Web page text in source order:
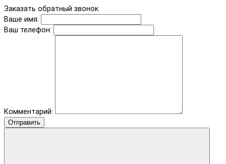
Заказать обратный звонок
Ваше имя:
Ваш телефон:
Комментарий:
Отправить